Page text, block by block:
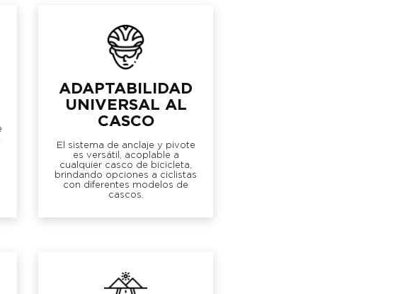
ADAPTABILIDAD
UNIVERSAL AL
CASCO
El sistema de anclaje y pivote
es versátil, acoplable a
cualquier casco de bicicleta,
brindando opciones a ciclistas
con diferentes modelos de
cascos.